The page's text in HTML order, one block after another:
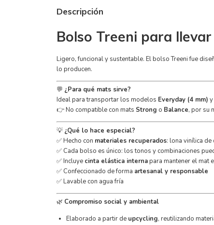
Descripción
Bolso Treeni para
Ligero, funcional y sustentable. El bolso Treeni fue
lo producen.
💬 ¿Para qué mats sirve?
Ideal para transportar los modelos Everyday (4 mm) y
👉 No compatible con mats Strong o Balance, por su
💡 ¿Qué lo hace especial?
✅ Hecho con materiales recuperados: lona vinílica
✅ Cada bolso es único: los tonos y combinaciones
✅ Incluye cinta elástica internapara mantener el mat
✅ Confeccionado de forma artesanal y responsable
✅ Lavable con agua fría
🌿 Compromiso social y ambiental
Elaborado a partir de upcycling, reutilizando